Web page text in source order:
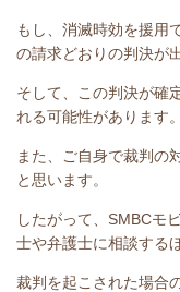
もし、消滅時効を援用
の請求どおりの判決が
そして、この判決が確
れる可能性があります。
また、ご自身で裁判の
と思います。
したがって、SMBCモ
士や弁護士に相談する
裁判を起こされた場合